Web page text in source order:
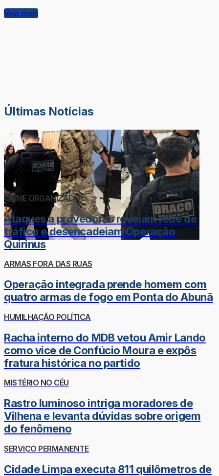
Veja mais
Últimas Notícias
CRIME ORGANIZADO
Ataques a provedores revelam rede de
tráfico e desencadeiam Operação
Quirinus
ARMAS FORA DAS RUAS
Operação integrada prende homem com
quatro armas de fogo em Ponta do Abunã
HUMILHAÇÃO POLÍTICA
Racha interno do MDB vetou Amir Lando
como vice de Confúcio Moura e expôs
fratura histórica no partido
MISTÉRIO NO CÉU
Rastro luminoso intriga moradores de
Vilhena e levanta dúvidas sobre origem
do fenômeno
SERVIÇO PERMANENTE
Cidade Limpa executa 811 quilômetros de